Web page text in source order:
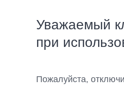
Уважаемый
при
Пожалуйста,